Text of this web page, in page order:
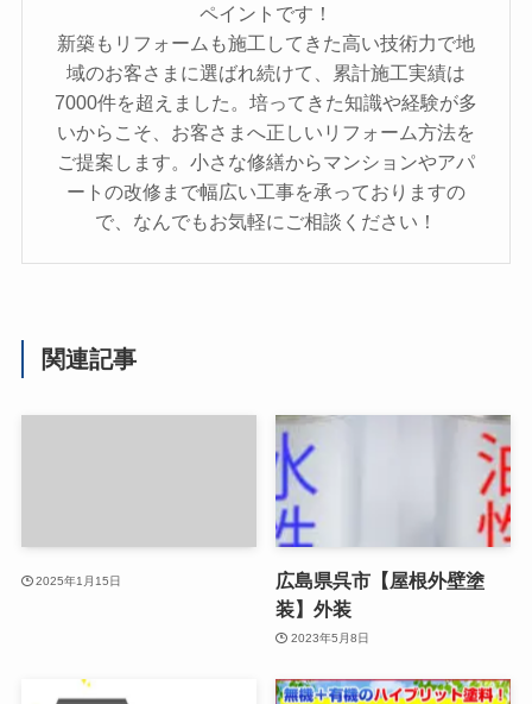
ペイントです！
新築もリフォームも施工してきた高い技術力で地
域のお客さまに選ばれ続けて、累計施工実績は
7000件を超えました。培ってきた知識や経験が多
いからこそ、お客さまへ正しいリフォーム方法を
ご提案します。小さな修繕からマンションやアパ
ートの改修まで幅広い工事を承っておりますの
で、なんでもお気軽にご相談ください！
関連記事
2025年1月15日
広島県呉市【屋根外壁塗
装】外装
2023年5月8日